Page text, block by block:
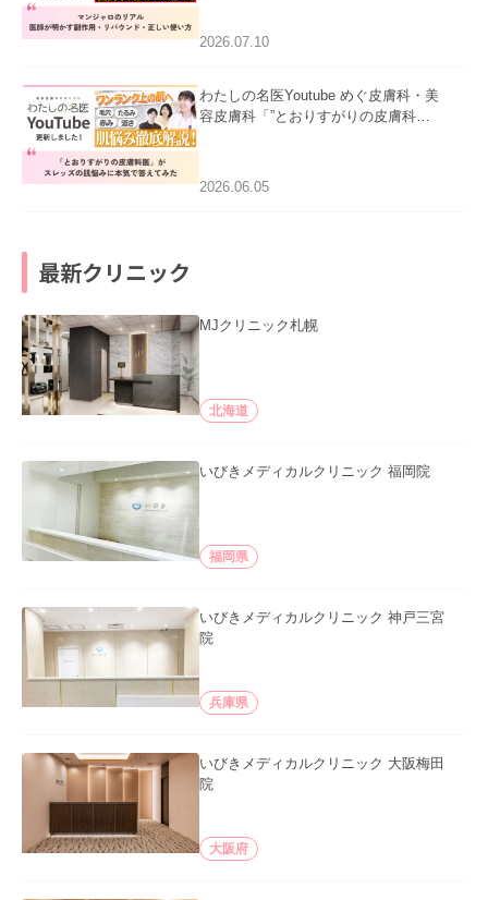
た。
2026.07.10
わたしの名医Youtube めぐ皮膚科・美
容皮膚科「”とおりすがりの皮膚科
2026.06.05
最新クリニック
MJクリニック札幌
北海道
いびきメディカルクリニック 福岡院
福岡県
いびきメディカルクリニック 神戸三宮
院
兵庫県
いびきメディカルクリニック 大阪梅田
院
大阪府